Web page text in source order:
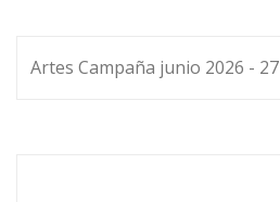
Artes Campaña junio 2026 - 27